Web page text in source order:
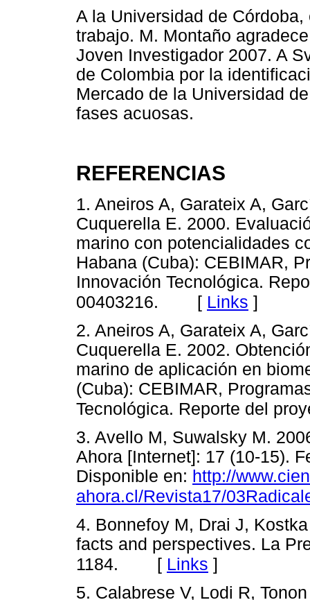
A la Universidad de
trabajo. M. Montaño
Joven Investigador 2007. A
de Colombia por la
Mercado de la Universidad
fases acuosas.
REFERENCIAS
1. Aneiros A, Garateix A,
Cuquerella E. 2000.
marino con potencialidades
Habana (Cuba): CEBIMAR,
Innovación Tecnológica.
00403216. [ Links ]
2. Aneiros A, Garateix A,
Cuquerella E. 2002.
marino de aplicación en
(Cuba): CEBIMAR,
Tecnológica. Reporte del
3. Avello M, Suwalsky M.
Ahora [Internet]: 17 (10-15).
Disponible en: http://
ahora.cl/Revista17/
4. Bonnefoy M, Drai J,
facts and perspectives. La
1184. [ Links ]
5. Calabrese V, Lodi R,